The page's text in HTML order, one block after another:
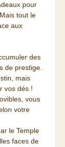
pour
tout le
aux
des
de prestige.
mais
vos dés !
vous
votre
le Temple
faces de